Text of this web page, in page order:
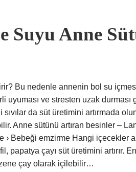
Suyu Anne
Bu nedenle annenin bol su
uyuması ve stresten uzak
da süt üretimini artırmada
Anne sütünü artıran besinler –
› Bebeği emzirme Hangi içecekler
papatya çayı süt üretimini artırır.
çay olarak içilebilir…